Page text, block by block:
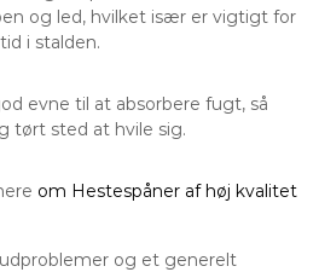
og led, hvilket især er vigtigt for
i stalden.
evne til at absorbere fugt, så
tørt sted at hvile sig.
om Hestespåner af høj kvalitet
og et generelt